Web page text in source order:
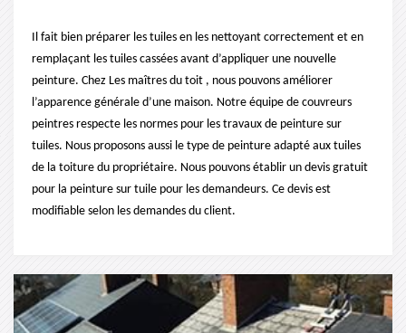
Il fait bien préparer les tuiles en les nettoyant correctement et en
remplaçant les tuiles cassées avant d’appliquer une nouvelle
peinture. Chez Les maîtres du toit , nous pouvons améliorer
l’apparence générale d’une maison. Notre équipe de couvreurs
peintres respecte les normes pour les travaux de peinture sur
tuiles. Nous proposons aussi le type de peinture adapté aux tuiles
de la toiture du propriétaire. Nous pouvons établir un devis gratuit
pour la peinture sur tuile pour les demandeurs. Ce devis est
modifiable selon les demandes du client.